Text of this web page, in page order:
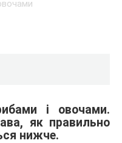
і овочами.
як правильно
нижче.